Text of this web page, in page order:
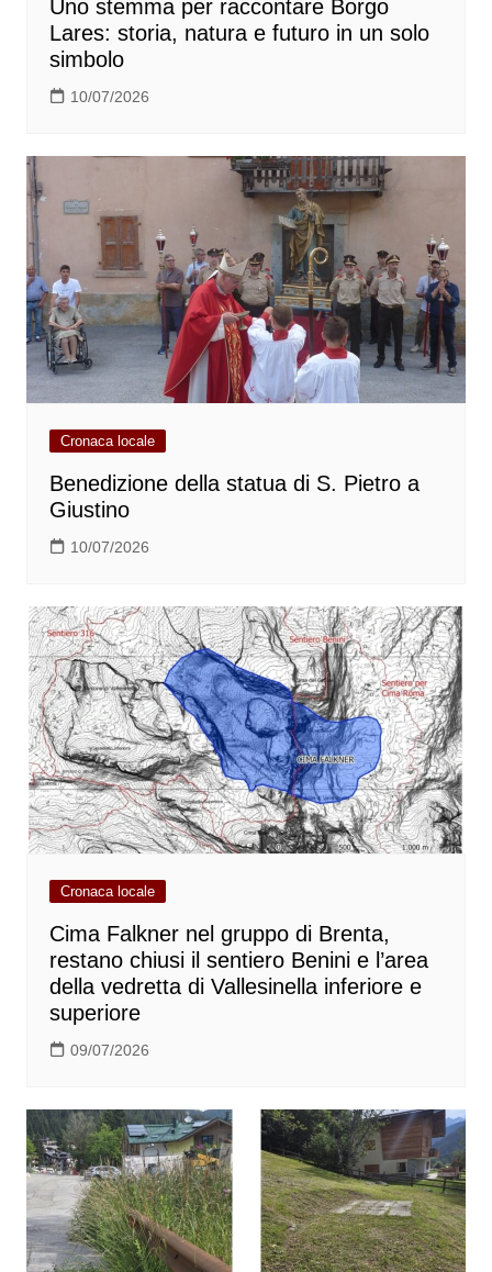
Uno stemma per raccontare Borgo
Lares: storia, natura e futuro in un solo
simbolo
10/07/2026
Cronaca locale
Benedizione della statua di S. Pietro a
Giustino
10/07/2026
Cronaca locale
Cima Falkner nel gruppo di Brenta,
restano chiusi il sentiero Benini e l’area
della vedretta di Vallesinella inferiore e
superiore
09/07/2026